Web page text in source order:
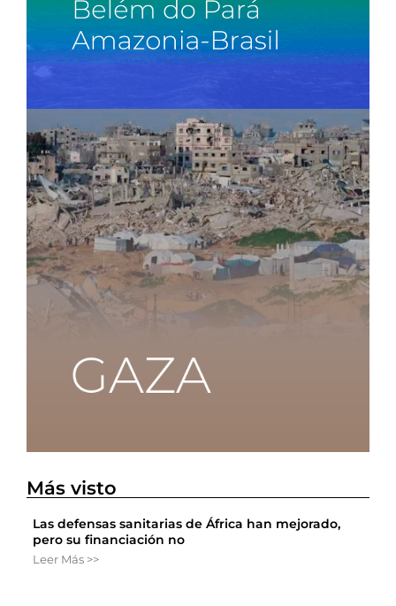
Más visto
Las defensas sanitarias de África han mejorado,
pero su financiación no
Leer Más >>